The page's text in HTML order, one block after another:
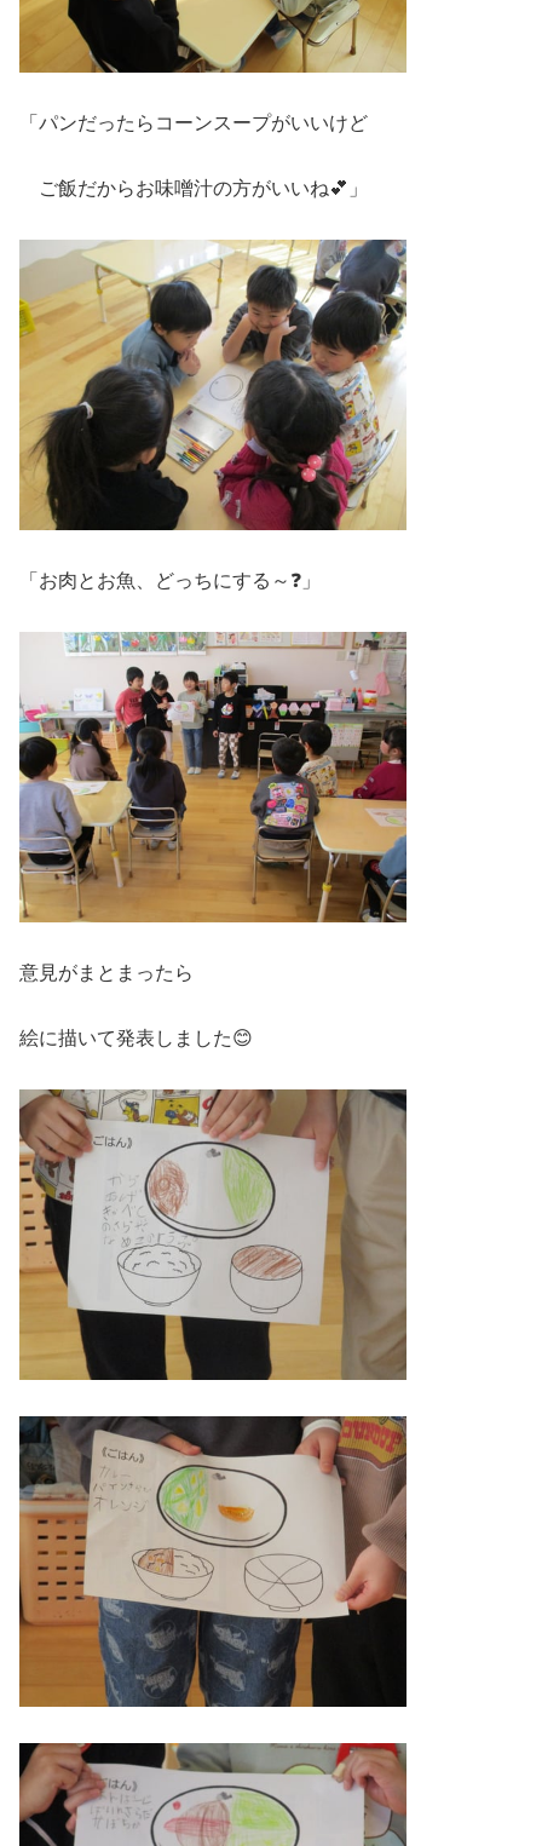
「パンだったらコーンスープがいいけど
ご飯だからお味噌汁の方がいいね💕」
「お肉とお魚、どっちにする～❓」
意見がまとまったら
絵に描いて発表しました😊